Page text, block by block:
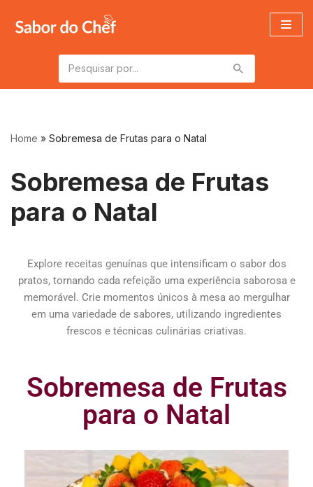
Pular
conteúdo
Home » Sobremesa de Frutas para o Natal
Sobremesa de Frutas
para o Natal
Explore receitas genuínas que intensificam o sabor dos
pratos, tornando cada refeição uma experiência saborosa e
memorável. Crie momentos únicos à mesa ao mergulhar
em uma variedade de sabores, utilizando ingredientes
frescos e técnicas culinárias criativas.
Sobremesa de Frutas
para o Natal